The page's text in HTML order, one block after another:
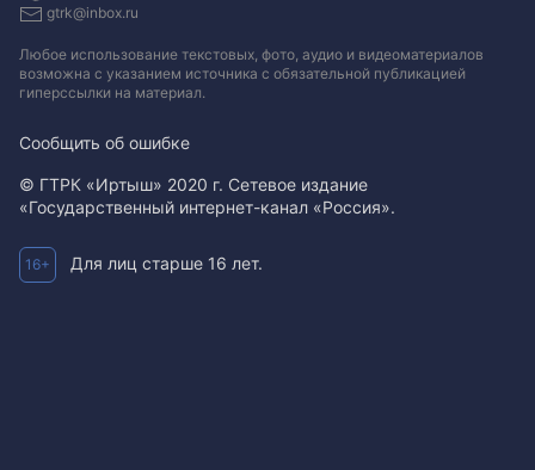
gtrk@inbox.ru
Любое использование текстовых, фото, аудио и видеоматериалов
возможна с указанием источника с обязательной публикацией
гиперссылки на материал.
Сообщить об ошибке
© ГТРК «Иртыш» 2020 г. Сетевое издание
«Государственный интернет-канал «Россия».
16+ Для лиц старше 16 лет.